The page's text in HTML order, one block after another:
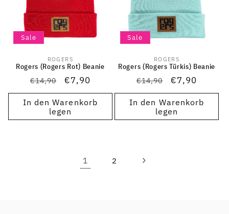
Sale
Anbieter:
ROGERS
Rogers (Rogers Rot) Beanie
Normaler
Preis
€14,90 Verkaufspreis
€7,90
In den Warenkorb
legen
Sale
Anbieter:
ROGERS
Rogers (Rogers Türkis) Beanie
Normaler
Preis
€14,90 €7,90
In den Warenkorb
legen
1 2